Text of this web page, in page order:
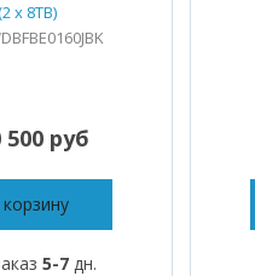
x 8TB)
500 руб
5-7 дн.